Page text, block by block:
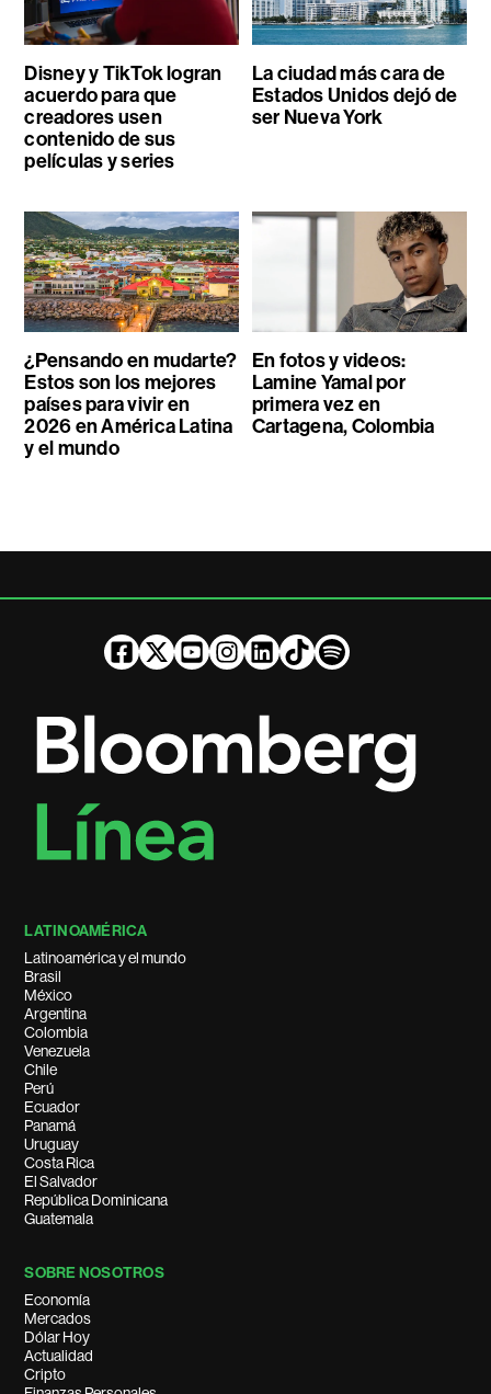
Disney y TikTok logran
acuerdo para que
creadores usen
contenido de sus
películas y series
La ciudad más cara de
Estados Unidos dejó de
ser Nueva York
¿Pensando en mudarte?
Estos son los mejores
países para vivir en
2026 en América Latina
y el mundo
En fotos y videos:
Lamine Yamal por
primera vez en
Cartagena, Colombia
LATINOAMÉRICA
Latinoamérica y el mundo
Brasil
México
Argentina
Colombia
Venezuela
Chile
Perú
Ecuador
Panamá
Uruguay
Costa Rica
El Salvador
República Dominicana
Guatemala
SOBRE NOSOTROS
Economía
Mercados
Dólar Hoy
Actualidad
Cripto